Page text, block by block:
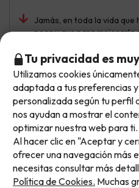
Jamás, en toda la vida
peor y que para mejorarla
Eusebio Angel
Diciembre 2025
El hotel a las afueras
por metro,csitio ideal para
mayores pretensiones
Bien
No llegas tarde:
Este chollo ya ha
nuevas oportunidades
menos.
Apúntate y que el
Pon tu mejor e-mail
Tu privacidad es
Utilizamos cookies
adaptada a tus preferencias
personalizada según tu perfil
nos ayudan a mostrar el
optimizar nuestra web para ti.
Al hacer clic en "Aceptar y
ofrecer una navegación más
necesitas consultar más
Política de Cookies. Muchas